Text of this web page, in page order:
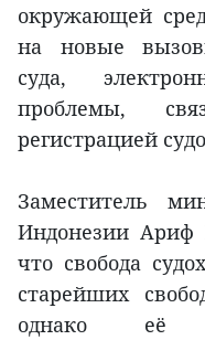
окружающей
на новые
суда,
проблемы,
регистрацией
Заместитель
Индонезии Ариф
что свобода
старейших
однако её